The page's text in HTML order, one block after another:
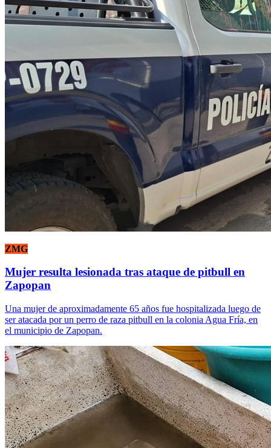
ZMG
Mujer resulta lesionada tras ataque de pitbull en
Zapopan
Una mujer de aproximadamente 65 años fue hospitalizada luego de
ser atacada por un perro de raza pitbull en la colonia Agua Fría, en
el municipio de Zapopan.